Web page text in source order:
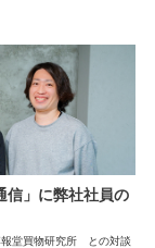
信」に弊社社員の
堂買物研究所 との対談